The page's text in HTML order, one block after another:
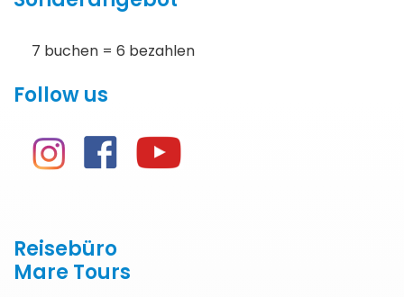
7 buchen = 6 bezahlen
Follow us
Reisebüro
Mare Tours